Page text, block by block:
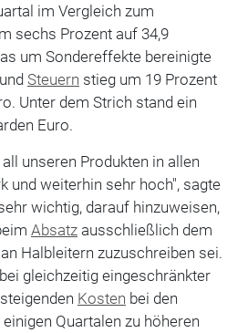
im Vergleich zum
sechs Prozent auf 34,9
um Sondereffekte bereinigte
Steuern stieg um 19 Prozent
Unter dem Strich stand ein
Euro.
unseren Produkten in allen
und weiterhin sehr hoch", sagte
wichtig, darauf hinzuweisen,
Absatzausschließlich dem
an Halbleitern zuzuschreiben sei.
gleichzeitig eingeschränkter
Kosten bei den
Quartalen zu höheren